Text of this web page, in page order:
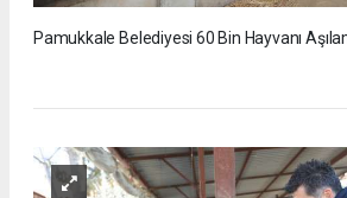
Pamukkale Belediyesi 60 Bin Hayvanı